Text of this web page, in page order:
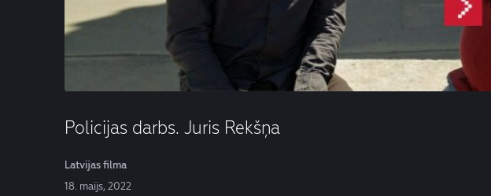
Policijas darbs. Juris Rekšņa
Latvijas filma
18. maijs, 2022